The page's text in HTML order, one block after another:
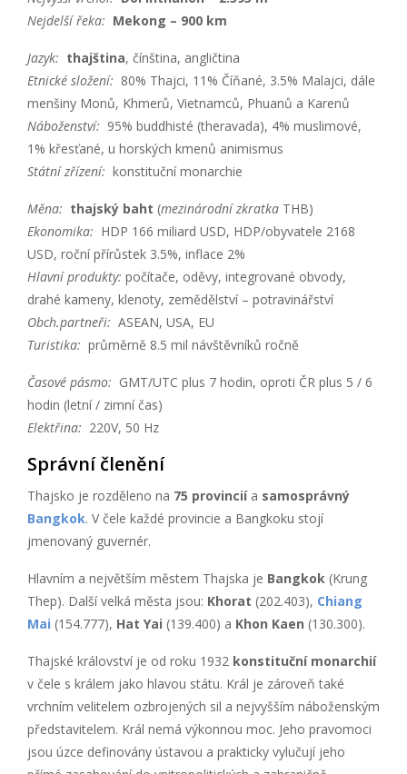
Nejdelší řeka: Mekong – 900 km
Jazyk: thajština, čínština, angličtina
Etnické složení: 80% Thajci, 11% Číňané, 3.5% Malajci, dále
menšiny Monů, Khmerů, Vietnamců, Phuanů a Karenů
Náboženství: 95% buddhisté (theravada), 4% muslimové,
1% křesťané, u horských kmenů animismus
Státní zřízení: konstituční monarchie
Měna: thajský baht (mezinárodní zkratka THB)
Ekonomika: HDP 166 miliard USD, HDP/obyvatele 2168
USD, roční přírůstek 3.5%, inflace 2%
Hlavní produkty: počítače, oděvy, integrované obvody,
drahé kameny, klenoty, zemědělství – potravinářství
Obch.partneři: ASEAN, USA, EU
Turistika: průměrně 8.5 mil návštěvníků ročně
Časové pásmo: GMT/UTC plus 7 hodin, oproti ČR plus 5 / 6
hodin (letní / zimní čas)
Elektřina: 220V, 50 Hz
Správní členění
Thajsko je rozděleno na 75 provinciía samosprávný
Bangkok. V čele každé provincie a Bangkoku stojí
jmenovaný guvernér.
Hlavním a největším městem Thajska je Bangkok (Krung
Thep). Další velká města jsou: Khorat (202.403), Chiang
Mai (154.777), Hat Yai (139.400) a Khon Kaen (130.300).
Thajské království je od roku 1932 konstituční monarchií
v čele s králem jako hlavou státu. Král je zároveň také
vrchním velitelem ozbrojených sil a nejvyšším náboženským
představitelem. Král nemá výkonnou moc. Jeho pravomoci
jsou úzce definovány ústavou a prakticky vylučují jeho